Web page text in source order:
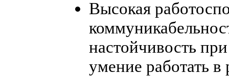
Высокая
настойчивость
умение работать